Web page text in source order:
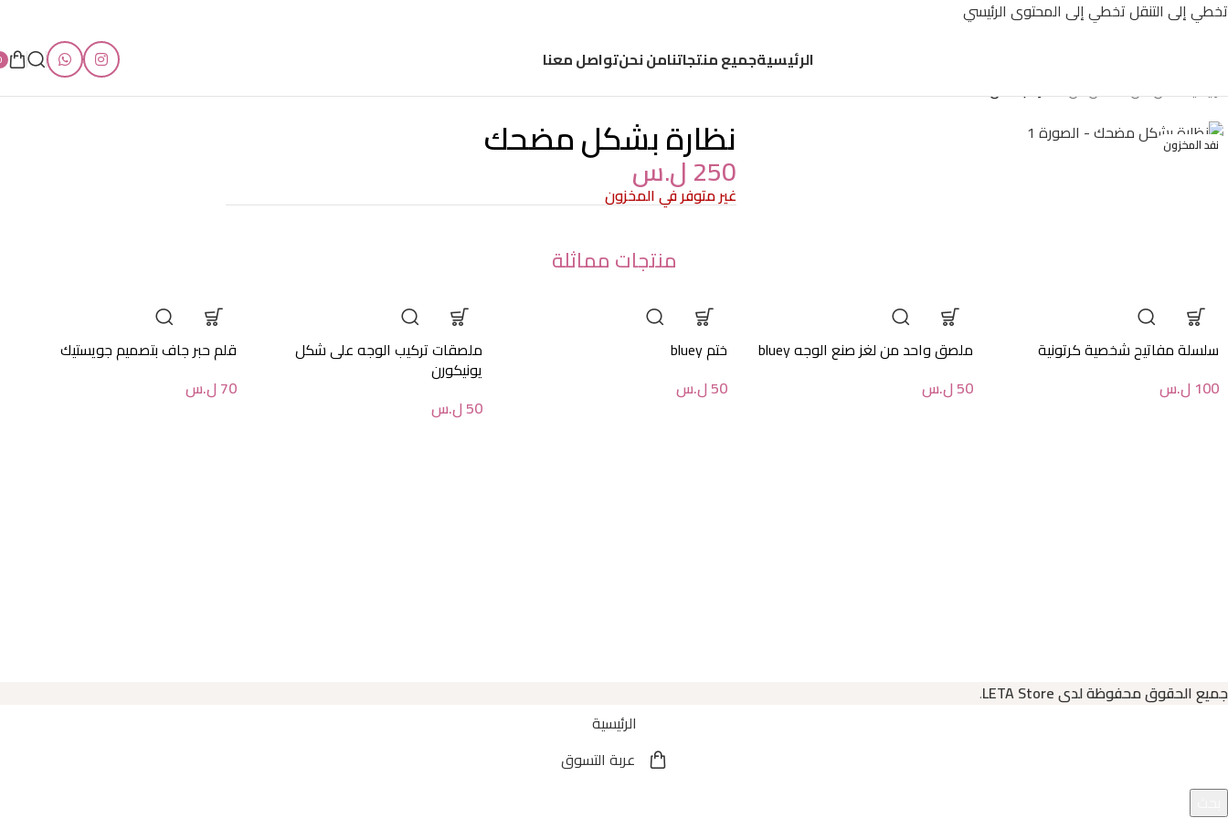
تخطي إلى التنقلتخطي إلى المحتوى الرئيسي
الرئيسيةجميع منتجاتنامن نحنتواصل معنا
الرئيسية/أقل من 500 ل.س /نظارة بشكل مضحك
نفد المخزون نظارة بشكل مضحك
250ل.س
غير متوفر في المخزون
منتجات مماثلة
سلسلة مفاتيح شخصية كرتونية
100 ل.س
ملصق واحد من لغز صنع الوجه bluey
50ل.س
ختم bluey
50ل.س
ملصقات تركيب الوجه على شكل
يونيكورن
50ل.س
قلم حبر جاف بتصميم جويستيك
70 ل.س
جميع الحقوق محفوظة لدى LETA Store .
الرئيسية
عربة التسوق